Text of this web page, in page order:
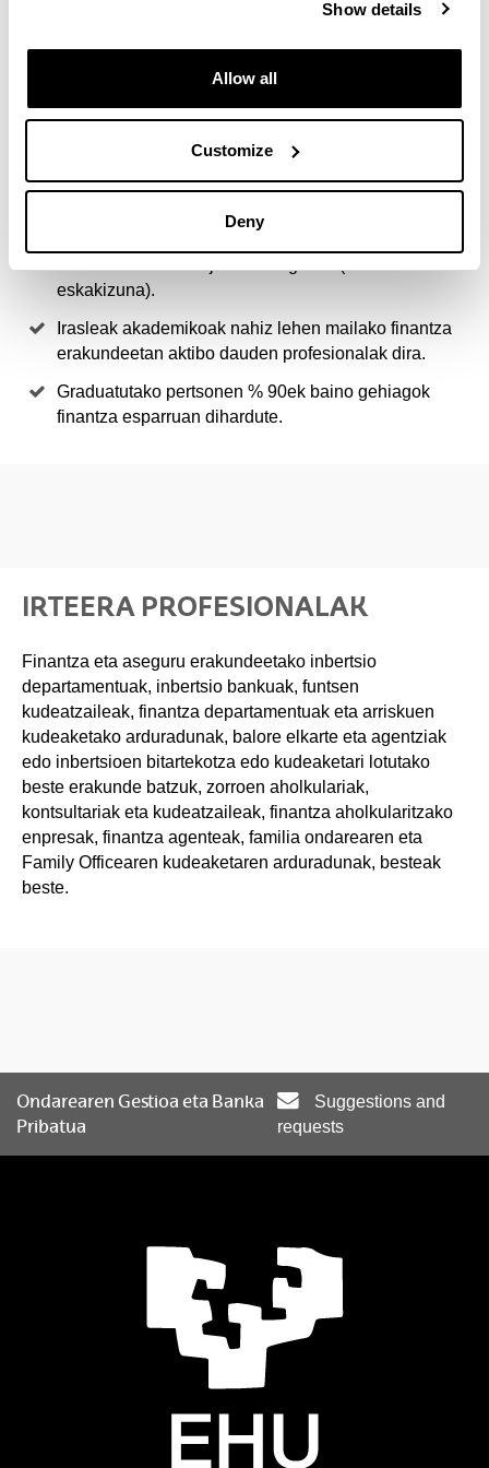
Show details
Allow all
Customize
Deny
AUKERATZEKO
Finantza merkatuei, inbertsioen kudeaketari, banka
pribatuari eta finantza aholkularitzari buruzko maila
handieneko prestakuntza eskaintzen die
eskakizuna).
Irasleak akademikoak nahiz lehen mailako finantza
erakundeetan aktibo dauden profesionalak dira.
Graduatutako pertsonen % 90ek baino gehiagok
finantza esparruan dihardute.
IRTEERA PROFESIONALAK
Finantza eta aseguru erakundeetako inbertsio
departamentuak, inbertsio bankuak, funtsen
kudeatzaileak, finantza departamentuak eta arriskuen
kudeaketako arduradunak, balore elkarte eta agentziak
edo inbertsioen bitartekotza edo kudeaketari lotutako
beste erakunde batzuk, zorroen aholkulariak,
kontsultariak eta kudeatzaileak, finantza aholkularitzako
enpresak, finantza agenteak, familia ondarearen eta
Family Officearen kudeaketaren arduradunak, besteak
beste.
Ondarearen Gestioa eta Banka
Pribatua
Suggestions and
requests